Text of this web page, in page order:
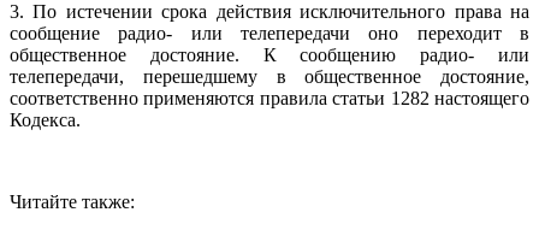
3. По истечении срока действия исключительного права на
сообщение радио- или телепередачи оно переходит в
общественное достояние. К сообщению радио- или
телепередачи, перешедшему в общественное достояние,
соответственно применяются правила статьи 1282 настоящего
Кодекса.
Читайте также: